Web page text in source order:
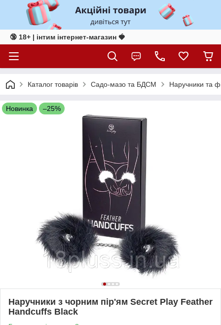
🔞 18+ | інтим інтернет-магазин 🍓
Каталог товарів Садо-мазо та БДСМ Наручники та
Новинка –25%
Наручники з чорним пір'ям Secret Play Feather
Handcuffs Black